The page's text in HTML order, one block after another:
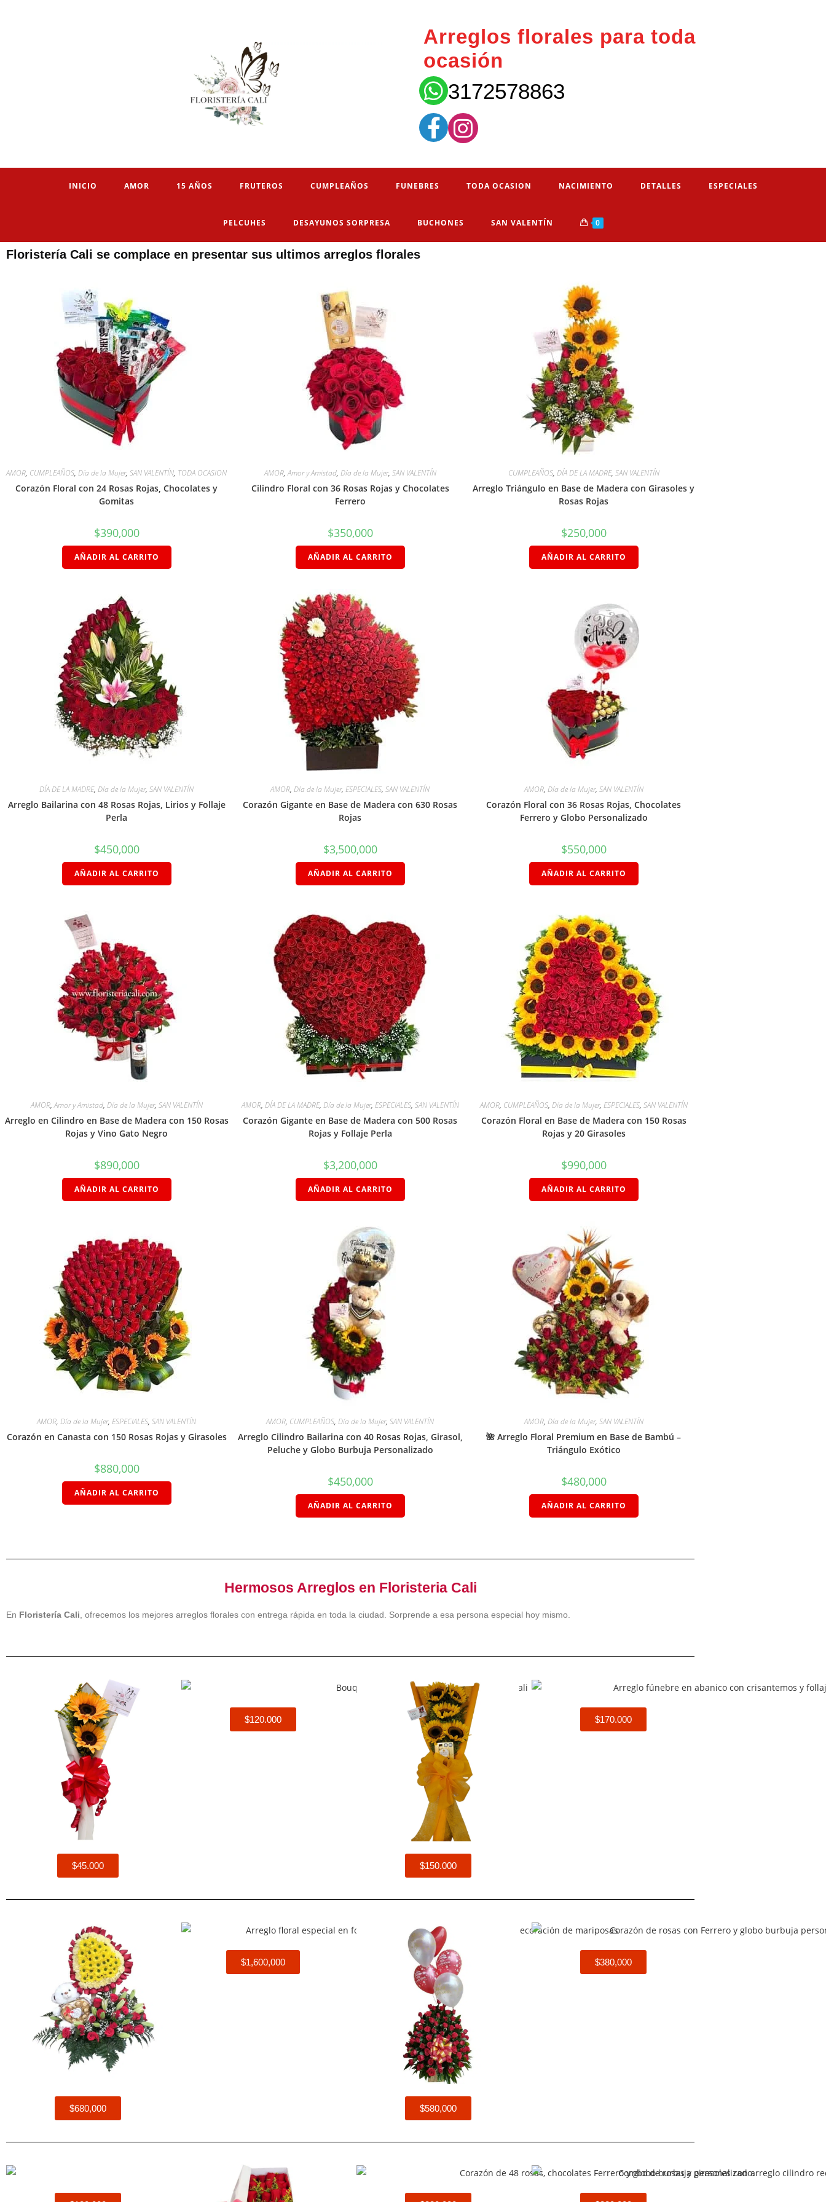
Arreglos florales para toda
ocasión
3172578863
INICIO AMOR 15 AÑOS FRUTEROS CUMPLEAÑOS FUNEBRES TODA OCASION NACIMIENTO DETALLES ESPECIALES
PELCUHES DESAYUNOS SORPRESA BUCHONES SAN VALENTÍN 0
Floristería Cali se complace en presentar sus ultimos arreglos florales
AMOR, CUMPLEAÑOS,Día de la Mujer,SAN VALENTÍN, TODA OCASION
Corazón Floral con 24 Rosas Rojas, Chocolates y
Gomitas
$390,000
AÑADIR AL CARRITO
AMOR,Amor y Amistad, Día de la Mujer, SAN VALENTÍN
Cilindro Floral con 36 Rosas Rojas y Chocolates
Ferrero
$350,000
AÑADIR AL CARRITO
CUMPLEAÑOS, DÍA DE LA MADRE, SAN VALENTÍN
Arreglo Triángulo en Base de Madera con Girasoles y
Rosas Rojas
$250,000
AÑADIR AL CARRITO
DÍA DE LA MADRE,Día de la Mujer,SAN VALENTÍN
Arreglo Bailarina con 48 Rosas Rojas, Lirios y Follaje
Perla
$450,000
AÑADIR AL CARRITO
AMOR,Día de la Mujer,ESPECIALES,SAN VALENTÍN
Corazón Gigante en Base de Madera con 630 Rosas
Rojas
$3,500,000
AÑADIR AL CARRITO
AMOR, Día de la Mujer, SAN VALENTÍN
Corazón Floral con 36 Rosas Rojas, Chocolates
Ferrero y Globo Personalizado
$550,000
AÑADIR AL CARRITO
AMOR,Amor y Amistad, Día de la Mujer, SAN VALENTÍN
Arreglo en Cilindro en Base de Madera con 150 Rosas
Rojas y Vino Gato Negro
$890,000
AÑADIR AL CARRITO
AMOR, DÍA DE LA MADRE, Día de la Mujer, ESPECIALES, SAN VALENTÍN
Corazón Gigante en Base de Madera con 500 Rosas
Rojas y Follaje Perla
$3,200,000
AÑADIR AL CARRITO
AMOR, CUMPLEAÑOS, Día de la Mujer, ESPECIALES, SAN VALENTÍN
Corazón Floral en Base de Madera con 150 Rosas
Rojas y 20 Girasoles
$990,000
AÑADIR AL CARRITO
AMOR,Día de la Mujer,ESPECIALES,SAN VALENTÍN
Corazón en Canasta con 150 Rosas Rojas y Girasoles
$880,000
AÑADIR AL CARRITO
AMOR, CUMPLEAÑOS,Día de la Mujer,SAN VALENTÍN
Arreglo Cilindro Bailarina con 40 Rosas Rojas, Girasol,
Peluche y Globo Burbuja Personalizado
$450,000
AÑADIR AL CARRITO
AMOR, Día de la Mujer, SAN VALENTÍN
🌺 Arreglo Floral Premium en Base de Bambú –
Triángulo Exótico
$480,000
AÑADIR AL CARRITO
Hermosos Arreglos en Floristeria Cali
En Floristería Cali , ofrecemos los mejores arreglos florales con entrega rápida en toda la ciudad. Sorprende a esa persona especial hoy mismo.
$45.000
$120.000
$150.000
$170.000
$680,000
$1,600,000
$580,000
$380,000